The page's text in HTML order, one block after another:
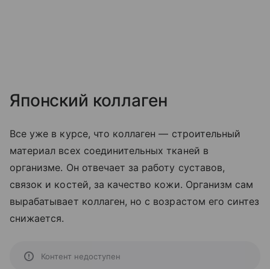
Японский коллаген
Все уже в курсе, что коллаген — строительный
материал всех соединительных тканей в
организме. Он отвечает за работу суставов,
связок и костей, за качество кожи. Организм сам
вырабатывает коллаген, но с возрастом его синтез
снижается.
Контент недоступен